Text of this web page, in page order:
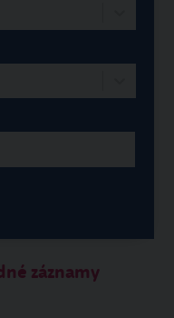
záznamy